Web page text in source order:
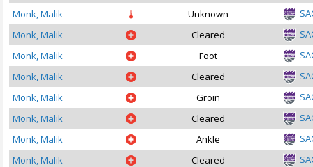
Monk, Malik
Unknown
Monk, Malik
Cleared
Monk, Malik
Foot
Monk, Malik
Cleared
Monk, Malik
Groin
Monk, Malik
Cleared
Monk, Malik
Ankle
Monk, Malik
Cleared